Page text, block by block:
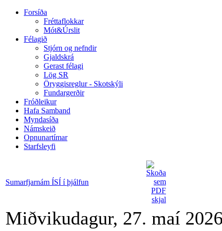
Forsíða
Fréttaflokkar
Mót&Úrslit
Félagið
Stjórn og nefndir
Gjaldskrá
Gerast félagi
Lög SR
Öryggisreglur - Skotskýli
Fundargerðir
Fróðleikur
Hafa Samband
Myndasíða
Námskeið
Opnunartímar
Starfsleyfi
Sumarfjarnám ÍSÍ í þjálfun
Miðvikudagur, 27. maí